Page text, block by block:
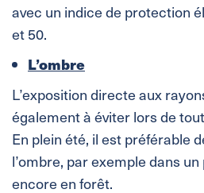
avec un indice de protection
et 50.
L’ombre
L’exposition directe aux
également à éviter lors de
En plein été, il est préférable
l’ombre, par exemple dans
encore en forêt.